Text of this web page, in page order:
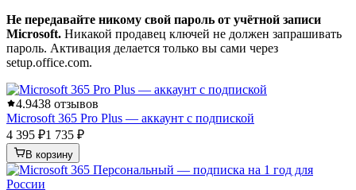
Не передавайте никому свой пароль от учётной записи
Microsoft. Никакой продавец ключей не должен запрашивать
пароль. Активация делается только вы сами через
setup.office.com.
4.9438 отзывов
Microsoft 365 Pro Plus — аккаунт с подпиской
4 395 ₽1 735 ₽
В корзину